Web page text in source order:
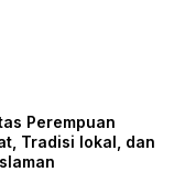
Perempuan
Tradisi lokal, dan